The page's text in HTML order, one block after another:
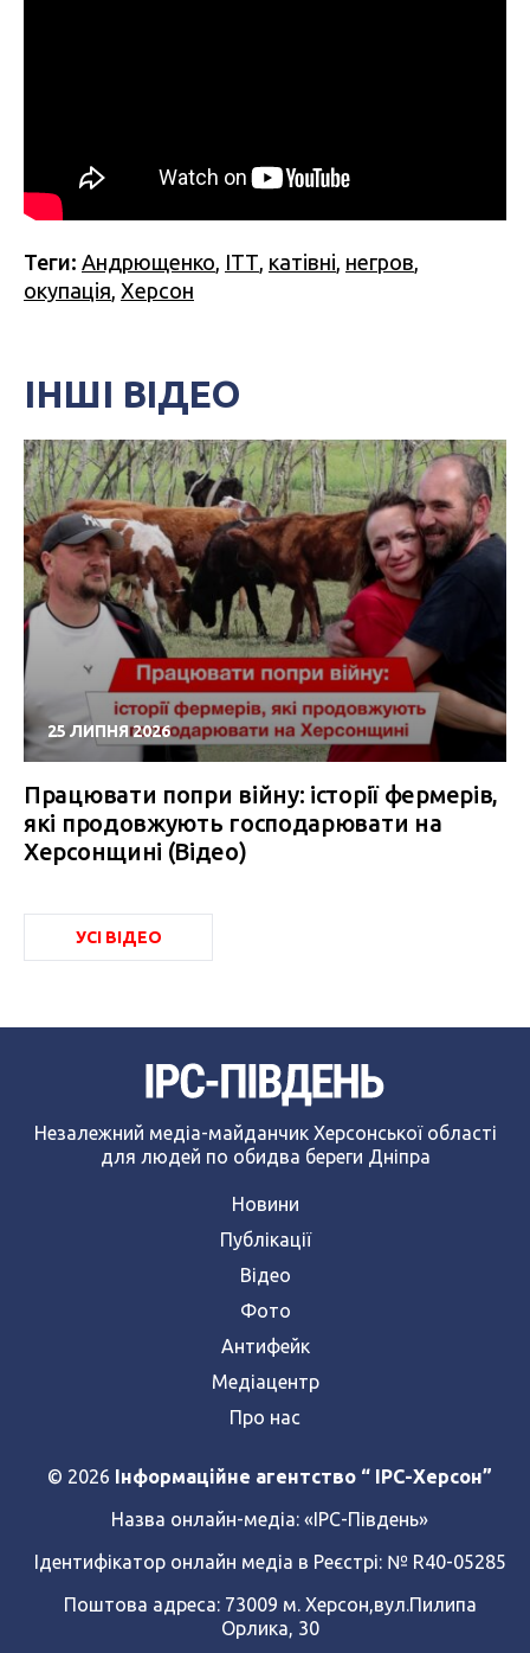
Теги: Андрющенко, ІТТ, катівні, негров,
окупація, Херсон
ІНШІ ВІДЕО
25 ЛИПНЯ 2026
Працювати попри війну: історії фермерів,
які продовжують господарювати на
Херсонщині (Відео)
УСІ ВІДЕО
Незалежний медіа-майданчик Херсонської області
для людей по обидва береги Дніпра
Новини
Публікації
Відео
Фото
Антифейк
Медіацентр
Про нас
© 2026
Інформаційне агентство “ IPC-Херсон”
Назва онлайн-медіа: «ІРС-Південь»
Ідентифікатор онлайн медіа в Реєстрі: № R40-05285
Поштова адреса: 73009 м. Херсон,вул.Пилипа
Орлика, 30